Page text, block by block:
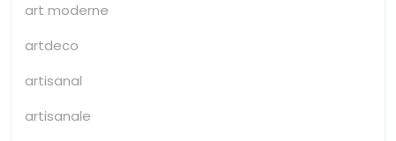
art moderne
artdeco
artisanal
artisanale